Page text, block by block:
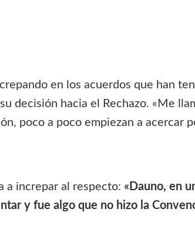
en los acuerdos que han
decisión hacia el Rechazo. «Me
poco a poco empiezan a acercar
a increpar al respecto: «Dauno, en
y fue algo que no hizo la